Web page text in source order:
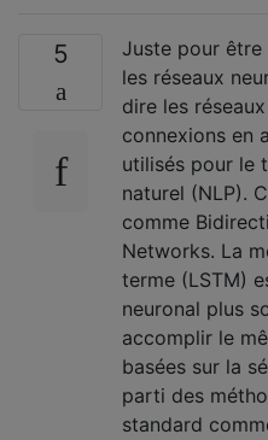
5
Juste pour
les réseaux
dire les
connexions en
utilisés pour le
naturel (NLP).
comme
Networks. La
terme (LSTM)
neuronal plus
accomplir le
basées sur la
parti des
standard